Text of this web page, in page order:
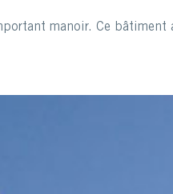
manoir. Ce